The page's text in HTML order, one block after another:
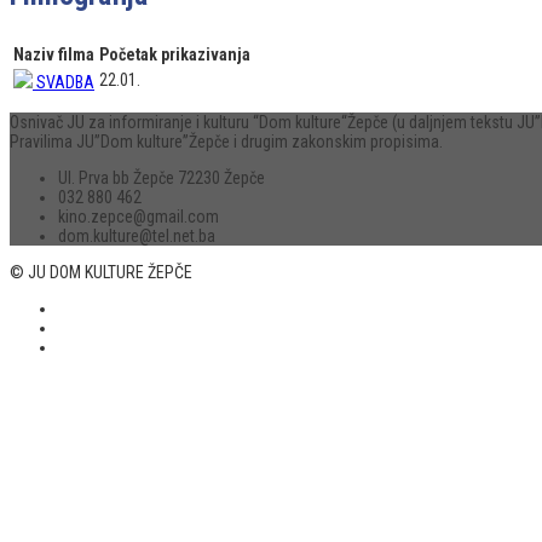
Naziv filma Početak prikazivanja
SVADBA 22.01.
Osnivač JU za informiranje i kulturu “Dom kulture“Žepče (u daljnjem tekstu
Pravilima JU”Dom kulture”Žepče i drugim zakonskim propisima.
Ul. Prva bb Žepče 72230 Žepče
032 880 462
kino.zepce@gmail.com
dom.kulture@tel.net.ba
© JU DOM KULTURE ŽEPČE